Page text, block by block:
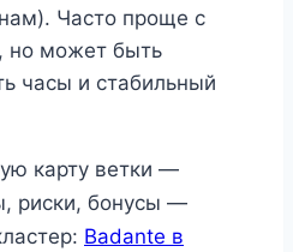
Часто проще с
но может быть
часы и стабильный
карту ветки —
риски, бонусы —
Badante в